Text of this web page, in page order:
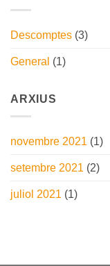
Descomptes (3)
General (1)
ARXIUS
novembre 2021 (1)
setembre 2021 (2)
juliol 2021 (1)